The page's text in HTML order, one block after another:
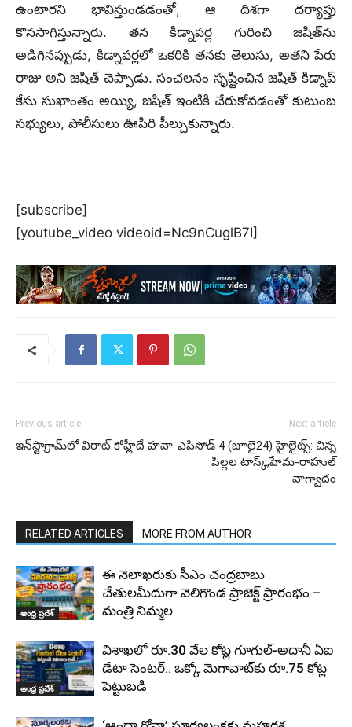
ఉంటారని భావిస్తుండడంతో, ఆ దిశగా దర్యాప్తు
కొనసాగిస్తున్నారు. తన కిడ్నాపర్ల గురించి జషిత్‌ను
అడిగినప్పుడు, కిడ్నాపర్లలో ఒకరికి తనకు తెలుసు, అతని పేరు
రాజు అని జషిత్ చెప్పాడు. సంచలనం సృష్టించిన జషిత్ కిడ్నాప్
కేసు సుఖాంతం అయ్యి, జషిత్ ఇంటికి చేరుకోవడంతో కుటుంబ
సభ్యులు, పోలీసులు ఊపిరి పీల్చుకున్నారు.
[subscribe]
[youtube_video videoid=Nc9nCuglB7I]
Previous article
ఇన్‌స్టాగ్రామ్‌లో విరాట్ కోహ్లీదే హవా
Next article
ఎపిసోడ్ 4 (జూలై24) హైలైట్స్: చిన్న
పిల్లల టాస్క్,హేమ-రాహుల్
వాగ్వాదం
RELATED ARTICLES MORE FROM AUTHOR
ఆంధ్ర ప్రదేశ్
ఈ నెలాఖరుకు సీఎం చంద్రబాబు
చేతులమీదుగా వెలిగొండ ప్రాజెక్ట్‌ ప్రారంభం –
మంత్రి నిమ్మల
ఆంధ్ర ప్రదేశ్
విశాఖలో రూ.30 వేల కోట్ల గూగుల్-అదానీ ఏఐ
డేటా సెంటర్.. ఒక్కో మెగావాట్‌కు రూ.75 కోట్ల
పెట్టుబడి